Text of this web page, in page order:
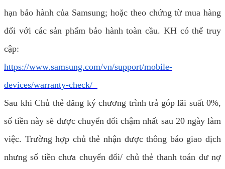
hạn bảo hành của Samsung; hoặc theo chứng từ mua hàng
đối với các sản phẩm bảo hành toàn cầu. KH có thể truy
cập:
https://www.samsung.com/vn/support/mobile-
devices/warranty-check/
Sau khi Chủ thẻ đăng ký chương trình trả góp lãi suất 0%,
số tiền này sẽ được chuyển đổi chậm nhất sau 20 ngày làm
việc. Trường hợp chủ thẻ nhận được thông báo giao dịch
nhưng số tiền chưa chuyển đổi/ chủ thẻ thanh toán dư nợ